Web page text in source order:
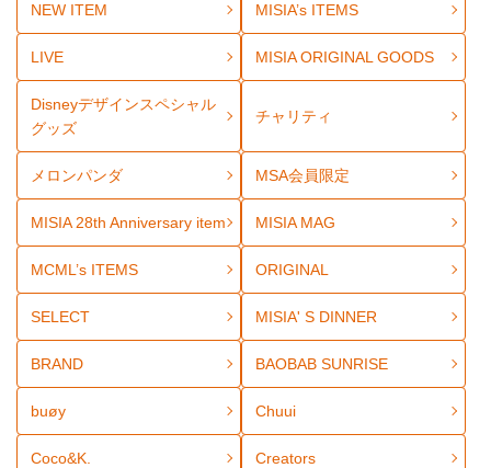
NEW ITEM MISIA’s ITEMS
LIVE MISIA ORIGINAL GOODS
Disneyデザインスペシャル
グッズ
チャリティ
メロンパンダ MSA会員限定
MISIA 28th Anniversary item MISIA MAG
MCML’s ITEMS ORIGINAL
SELECT MISIA' S DINNER
BRAND BAOBAB SUNRISE
buøy Chuui
Coco&K. Creators